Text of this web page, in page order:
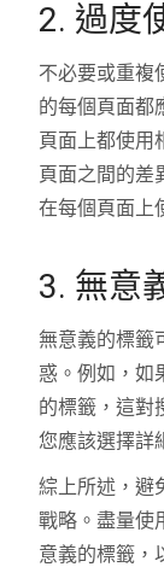
2. 過度
不必要或重複
的每個頁面都
頁面上都使用
頁面之間的差
在每個頁面上
3. 無意
無意義的標籤
惑。例如，如
的標籤，這對
您應該選擇詳
綜上所述，避
戰略。盡量使
意義的標籤，